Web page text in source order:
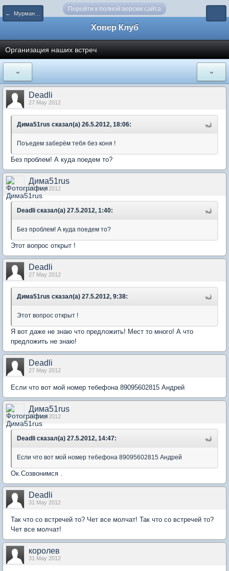
Перейти к полной версии сайта
← Мурманск и Мурманская область
Ховер Клуб
Организация наших встреч
« »
Deadli
27 May 2012
Дима51rus сказал(а) 26.5.2012, 18:06:
Поъедем заберём тебя без коня !
Без проблем! А куда поедем то?
Дима51rus
27 May 2012
Deadli сказал(а) 27.5.2012, 1:40:
Без проблем! А куда поедем то?
Этот вопрос открыт !
Deadli
27 May 2012
Дима51rus сказал(а) 27.5.2012, 9:38:
Этот вопрос открыт !
Я вот даже не знаю что предложить! Мест то много! А что
предложить не знаю!
Deadli
27 May 2012
Если что вот мой номер тебефона 89095602815 Андрей
Дима51rus
27 May 2012
Deadli сказал(а) 27.5.2012, 14:47:
Если что вот мой номер тебефона 89095602815 Андрей
Ок.Созвонимся .
Deadli
31 May 2012
Так что со встречей то? Чет все молчат! Так что со встречей то?
Чет все молчат!
королев
31 May 2012